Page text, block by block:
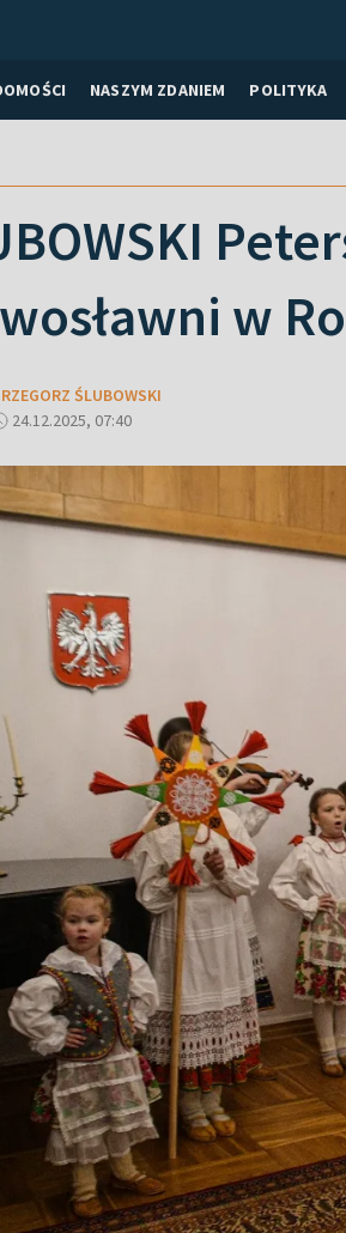
NASZYM ZDANIEM POLITYKA
w
ŚLUBOWSKI
24.12.2025, 07:40